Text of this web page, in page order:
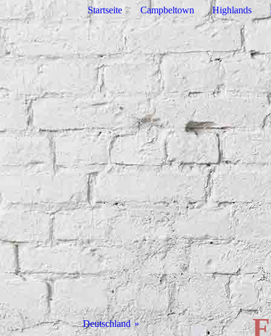
Startseite Campbeltown Highlands
Deutschland